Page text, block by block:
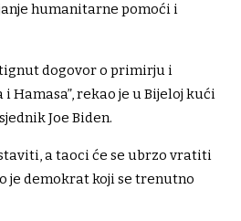
humanitarne pomoći i
dogovor o primirju i
Hamasa”, rekao je u Bijeloj kući
Joe Biden.
a taoci će se ubrzo vratiti
je demokrat koji se trenutno